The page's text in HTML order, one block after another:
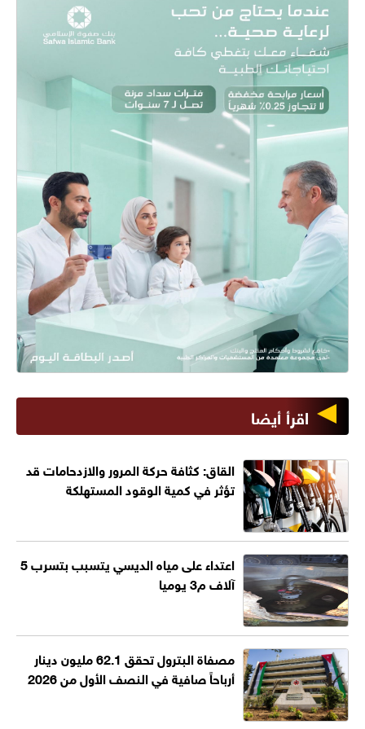
اقرأ أيضا
القاق: كثافة حركة المرور والازدحامات قد
تؤثر في كمية الوقود المستهلكة
اعتداء على مياه الديسي يتسبب بتسرب 5
آلاف م3 يوميا
مصفاة البترول تحقق 62.1 مليون دينار
أرباحاً صافية في النصف الأول من 2026